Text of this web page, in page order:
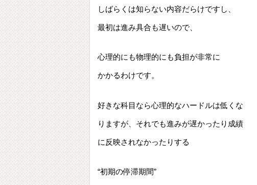
しばらくは知らない内容だらけですし、
最初は進み具合も遅いので、
心理的にも物理的にも負担が非常に
かかるわけです。
好きな科目なら心理的なハードルは低くな
りますが、それでも進みが遅かったり成績
に反映されなかったりする
“初期の停滞期間”